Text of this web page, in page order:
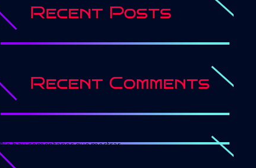
Recent Posts
Recent Comments
No hay comentarios que mostrar.